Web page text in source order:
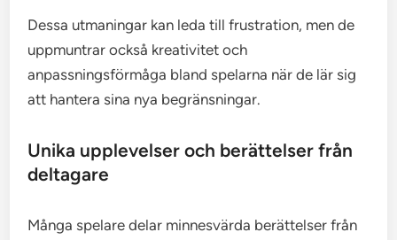
Dessa utmaningar kan leda till frustration, men de
uppmuntrar också kreativitet och
anpassningsförmåga bland spelarna när de lär sig
att hantera sina nya begränsningar.
Unika upplevelser och berättelser från
deltagare
Många spelare delar minnesvärda berättelser från